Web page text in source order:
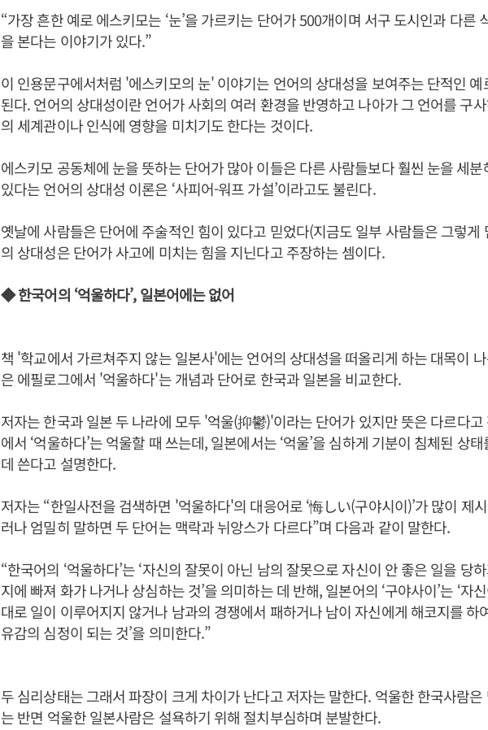
“가장 흔한 예로 에스키모는 ‘눈’을 가르키는 단어가 500개이며 서구 도시인과 다른
을 본다는 이야기가 있다.”
이 인용문구에서처럼 '에스키모의 눈' 이야기는 언어의 상대성을 보여주는 단적인 예
된다. 언어의 상대성이란 언어가 사회의 여러 환경을 반영하고 나아가 그 언어를 구
의 세계관이나 인식에 영향을 미치기도 한다는 것이다.
에스키모 공동체에 눈을 뜻하는 단어가 많아 이들은 다른 사람들보다 훨씬 눈을 세분
있다는 언어의 상대성 이론은 ‘사피어-워프 가설’이라고도 불린다.
옛날에 사람들은 단어에 주술적인 힘이 있다고 믿었다(지금도 일부 사람들은 그렇게
의 상대성은 단어가 사고에 미치는 힘을 지닌다고 주장하는 셈이다.
◆ 한국어의 ‘억울하다’, 일본어에는 없어
책 '학교에서 가르쳐주지 않는 일본사'에는 언어의 상대성을 떠올리게 하는 대목이
은 에필로그에서 '억울하다'는 개념과 단어로 한국과 일본을 비교한다.
저자는 한국과 일본 두 나라에 모두 '억울(抑鬱)'이라는 단어가 있지만 뜻은 다르다고
에서 ‘억울하다’는 억울할 때 쓰는데, 일본에서는 ‘억울’을 심하게 기분이 침체된 상
데 쓴다고 설명한다.
저자는 “한일사전을 검색하면 '억울하다'의 대응어로 ‘悔しい(구야시이)’가 많이 제
러나 엄밀히 말하면 두 단어는 맥락과 뉘앙스가 다르다”며 다음과 같이 말한다.
“한국어의 ‘억울하다’는 ‘자신의 잘못이 아닌 남의 잘못으로 자신이 안 좋은 일을 당
지에 빠져 화가 나거나 상심하는 것’을 의미하는 데 반해, 일본어의 ‘구야사이’는 ‘자
대로 일이 이루어지지 않거나 남과의 경쟁에서 패하거나 남이 자신에게 해코지를 하
유감의 심정이 되는 것’을 의미한다.”
두 심리상태는 그래서 파장이 크게 차이가 난다고 저자는 말한다. 억울한 한국사람은
는 반면 억울한 일본사람은 설욕하기 위해 절치부심하며 분발한다.